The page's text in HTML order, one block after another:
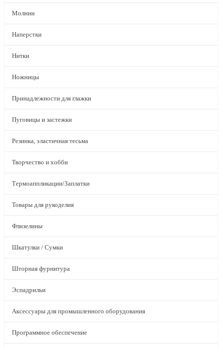
Молнии
Наперстки
Нитки
Ножницы
Принадлежности для глажки
Пуговицы и застежки
Резинка, эластичная тесьма
Творчество и хобби
Термоаппликации/Заплатки
Товары для рукоделия
Флизелины
Шкатулки / Сумки
Шторная фурнитура
Эспадрильи
Аксессуары для промышленного оборудования
Программное обеспечение